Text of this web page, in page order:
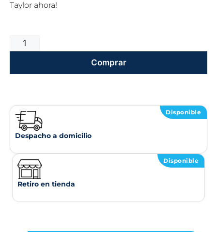
Taylor ahora!
Comprar
Disponible
Despacho a domicilio
Disponible
Retiro en tienda